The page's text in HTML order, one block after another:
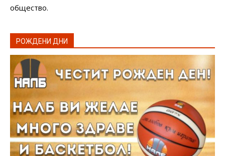
общество.
РОЖДЕНИ ДНИ